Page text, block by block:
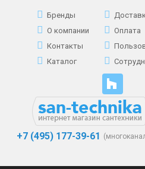
Бренды
О компании
Контакты
Каталог
Оплата
+7 (495) 177-39-61